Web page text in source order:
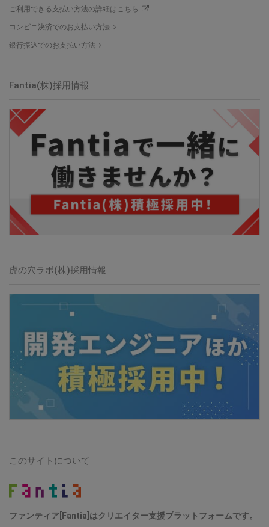
ご利用できる支払い方法の詳細はこちら
コンビニ決済でのお支払い方法
銀行振込でのお支払い方法
Fantia(株)採用情報
虎の穴ラボ(株)採用情報
このサイトについて
ファンティア[Fantia]はクリエイター支援プラットフォームです。